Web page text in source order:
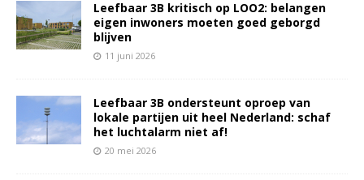
Leefbaar 3B kritisch op LOO2: belangen
eigen inwoners moeten goed geborgd
blijven
11 juni 2026
Leefbaar 3B ondersteunt oproep van
lokale partijen uit heel Nederland: schaf
het luchtalarm niet af!
20 mei 2026